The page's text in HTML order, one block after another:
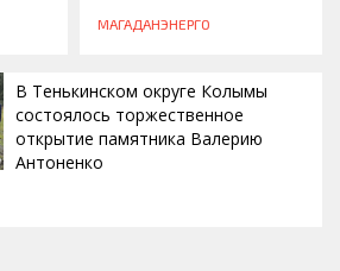
МАГАДАНЭНЕРГО
В Тенькинском округе Колымы
состоялось торжественное
открытие памятника Валерию
Антоненко